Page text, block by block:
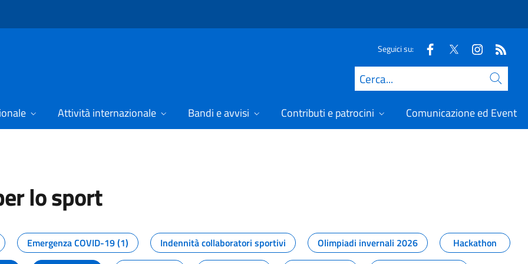
Seguici su:
Cerca
Attività internazionale Bandi e avvisi Contributi e patrocini Comunicazione ed Eventi
lo sport
dal Dipartimento per lo sport
Emergenza COVID-19 (1) Indennità collaboratori sportivi Olimpiadi invernali 2026
Hackathon